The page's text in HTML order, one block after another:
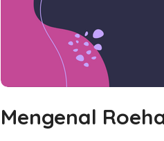
Mengenal